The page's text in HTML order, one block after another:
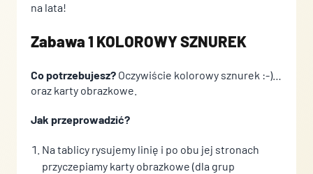
na lata!
Zabawa 1 KOLOROWY SZNUREK
Co potrzebujesz? Oczywiście kolorowy sznurek :-)…
oraz karty obrazkowe.
Jak przeprowadzić?
Na tablicy rysujemy linię i po obu jej stronach
przyczepiamy karty obrazkowe (dla grup
Akceptuj wszystko